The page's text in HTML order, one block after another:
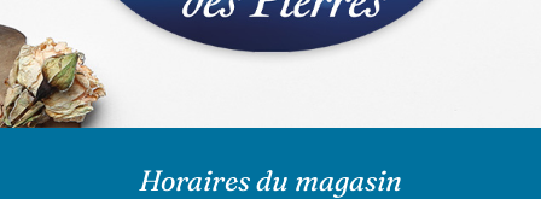
Horaires du magasin